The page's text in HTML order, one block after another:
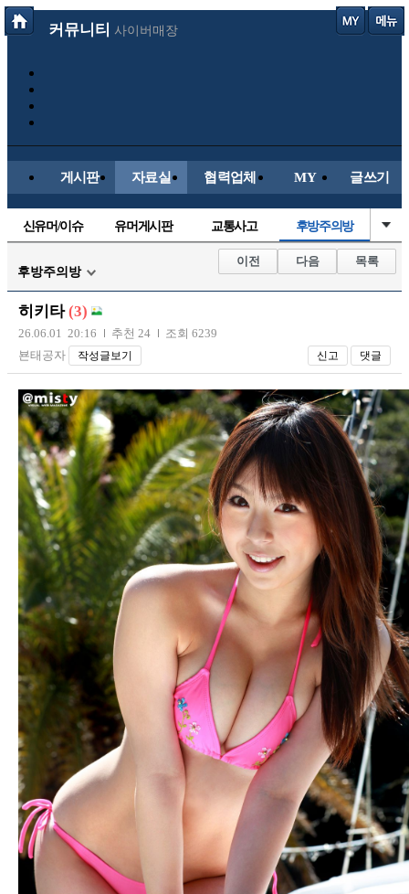
커뮤니티 사이버매장
게시판 자료실 협력업체 MY 글쓰기
신유머/이슈 유머게시판 교통사고 후방주의방
내차사진 직찍/특종
자동차사진 레이싱모델 자유사진 군사/무기
항공/해운/철도
장착시공사진
후방주의방
이전 다음 목록
히키타 (3)
26.06.01 20:16 추천 24
조회 6239
뵨태공자
작성글보기 신고 댓글